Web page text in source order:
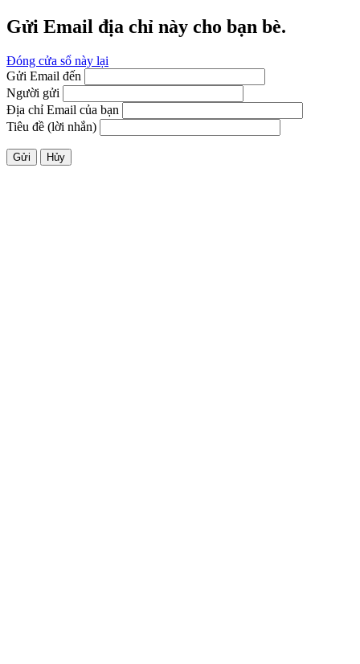
Gửi Email địa chỉ này cho bạn bè.
Đóng cửa sổ này lại
Gửi Email đến
Người gửi
Địa chỉ Email của bạn
Tiêu đề (lời nhắn)
Gửi Hủy